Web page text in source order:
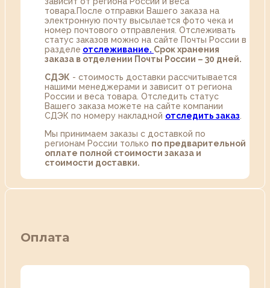
товара.После отправки Вашего заказа на
электронную почту высылается фото чека и
номер почтового отправления. Отслеживать
статус заказов можно на сайте Почты России в
разделе oтслеживание. Срок хранения
заказа в отделении Почты России – 30 дней.
СДЭК - стоимость доставки рассчитывается
нашими менеджерами и зависит от региона
России и веса товара. Отследить статус
Вашего заказа можете на сайте компании
СДЭК по номеру накладной отследить заказ
Мы принимаем заказы с доставкой по
регионам России только по предварительной
оплате полной стоимости заказа и
стоимости доставки.
Оплата